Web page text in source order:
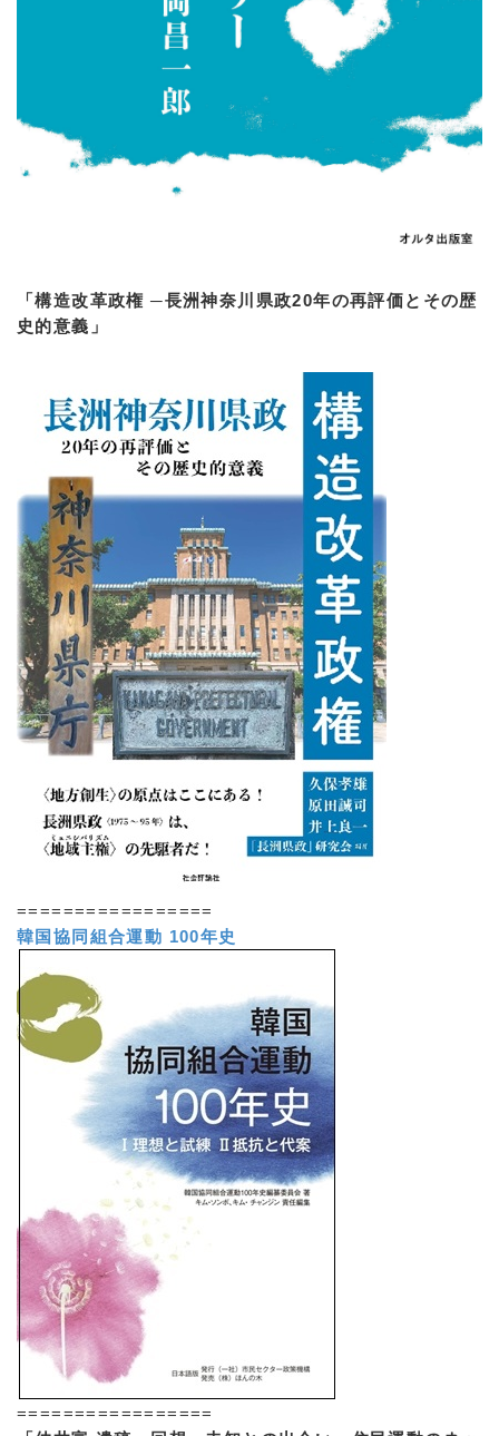
「構造改革政権 ─長洲神奈川県政20年の再評価とその歴
史的意義」
=================
韓国協同組合運動 100年史
=================